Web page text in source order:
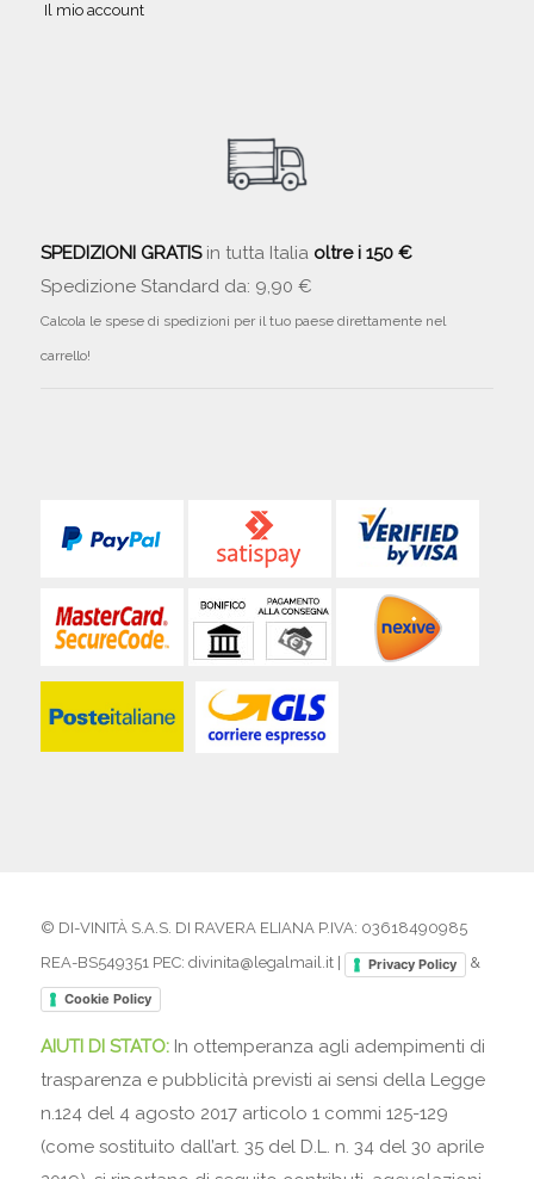
Il mio account
SPEDIZIONI GRATISin tutta Italia oltre i 150 €
Spedizione Standard da: 9,90 €
Calcola le spese di spedizioni per il tuo paese direttamente nel
carrello!
© DI-VINITÀ S.A.S. DI RAVERA ELIANA P.IVA: 03618490985
REA-BS549351 PEC: divinita@legalmail.it |
Privacy Policy &
Cookie Policy
AIUTI DI STATO: In ottemperanza agli adempimenti di
trasparenza e pubblicità previsti ai sensi della Legge
n.124 del 4 agosto 2017 articolo 1 commi 125-129
(come sostituito dall’art. 35 del D.L. n. 34 del 30 aprile